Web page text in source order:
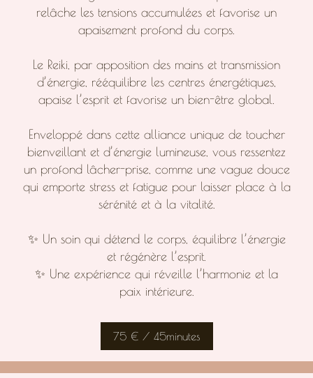
relâche les tensions accumulées et favorise un
apaisement profond du corps.
Le Reiki, par apposition des mains et transmission
d’énergie, rééquilibre les centres énergétiques,
apaise l’esprit et favorise un bien-être global.
Enveloppé dans cette alliance unique de toucher
bienveillant et d’énergie lumineuse, vous ressentez
un profond lâcher-prise, comme une vague douce
qui emporte stress et fatigue pour laisser place à la
sérénité et à la vitalité.
✨ Un soin qui détend le corps, équilibre l’énergie
et régénère l’esprit.
✨ Une expérience qui réveille l’harmonie et la
paix intérieure.
75 € / 45minutes